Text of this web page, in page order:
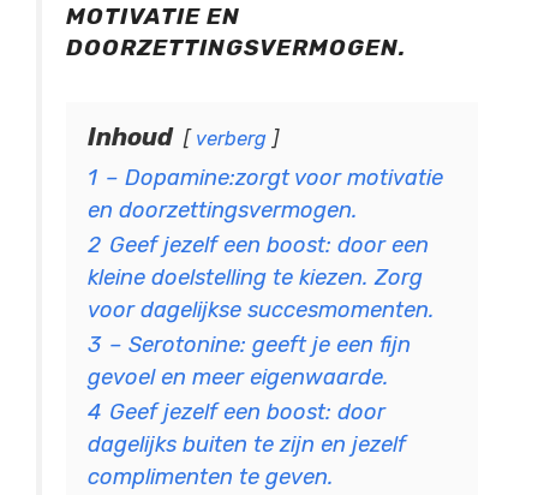
MOTIVATIE EN
DOORZETTINGSVERMOGEN.
Inhoud verberg
1 – Dopamine:zorgt voor motivatie
en doorzettingsvermogen.
2 Geef jezelf een boost: door een
kleine doelstelling te kiezen. Zorg
voor dagelijkse succesmomenten.
3 – Serotonine: geeft je een fijn
gevoel en meer eigenwaarde.
4 Geef jezelf een boost: door
dagelijks buiten te zijn en jezelf
complimenten te geven.